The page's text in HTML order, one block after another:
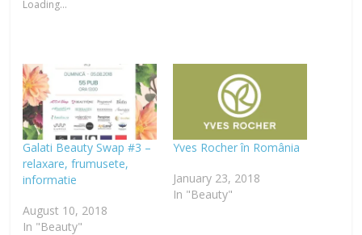
Loading...
Galati Beauty Swap #3 –
relaxare, frumusete,
informatie
August 10, 2018
In "Beauty"
Yves Rocher în România
January 23, 2018
In "Beauty"